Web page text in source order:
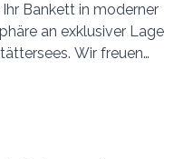
Bankett in moderner
an exklusiver Lage
Wir freuen
mit Ihnen zu gestalten.